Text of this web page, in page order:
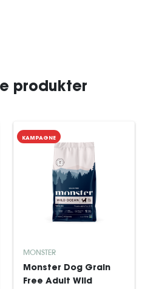
produkter
KAMPAGNE
MONSTER
Monster Dog Grain
Free Adult Wild